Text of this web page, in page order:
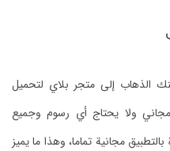
الذهاب إلى متجر بلاي لتحميل
مجاني ولا يحتاج أي رسوم وجميع
مجانية تماما، وهذا ما يميز